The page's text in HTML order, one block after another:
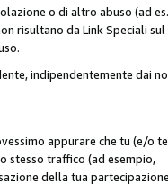
o di altro abuso (ad es.
risultano da Link Speciali sul
indipendentemente dai
appurare che tu (e/o
stesso traffico (ad esempio,
della tua